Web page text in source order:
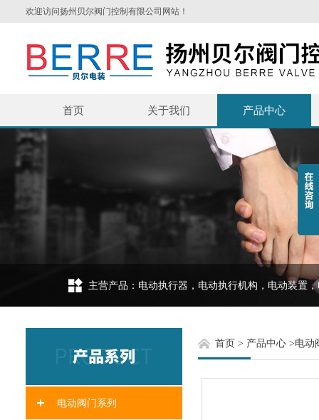
欢迎访问扬州贝尔阀门控制有限公司网站！
首页 关于我们 产品中心
主营产品：电动执行器，电动执行机构，电动装置
电动阀门系列
首页 > 产品中心>电动